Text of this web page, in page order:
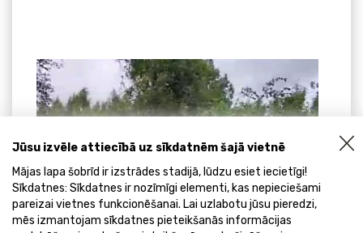
Jūsu izvēle attiecībā uz sīkdatnēm šajā vietnē
Mājas lapa šobrīd ir izstrādes stadijā, lūdzu esiet iecietīgi!
Sīkdatnes: Sīkdatnes ir nozīmīgi elementi, kas nepieciešami
pareizai vietnes funkcionēšanai. Lai uzlabotu jūsu pieredzi,
mēs izmantojam sīkdatnes pieteikšanās informācijas